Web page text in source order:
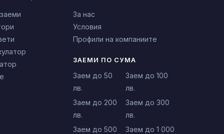
За нас
Условия
Профили на компаниите
ЗАЕМИ ПО СУМА
Заем до 50
лв.
Заем до 100
лв.
Заем до 200
лв.
Заем до 300
лв.
Заем до 500
Заем до 1 000